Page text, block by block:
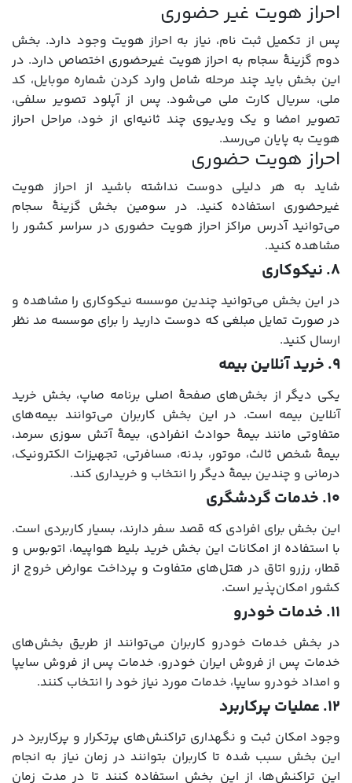
احراز هویت غیر حضوری
پس از تکمیل ثبت نام، نیاز به احراز هویت وجود دارد. بخش
دوم گزینۀ سجام به احراز هویت غیرحضوری اختصاص دارد. در
این بخش باید چند مرحله شامل وارد کردن شماره موبایل، کد
ملی، سریال کارت ملی می‌شود. پس از آپلود تصویر سلفی،
تصویر امضا و یک ویدیوی چند ثانیه‌ای از خود، مراحل احراز
هویت به پایان می‌رسد.
احراز هویت حضوری
شاید به هر دلیلی دوست نداشته باشید از احراز هویت
غیرحضوری استفاده کنید. در سومین بخش گزینۀ سجام
می‌توانید آدرس مراکز احراز هویت حضوری در سراسر کشور را
مشاهده کنید.
۸. نیکوکاری
در این بخش می‌توانید چندین موسسه نیکوکاری را مشاهده و
در صورت تمایل مبلغی که دوست دارید را برای موسسه مد نظر
ارسال کنید.
۹. خرید آنلاین بیمه
یکی دیگر از بخش‌های صفحۀ اصلی برنامه صاپ، بخش خرید
آنلاین بیمه است. در این بخش کاربران می‌توانند بیمه‌های
متفاوتی مانند بیمۀ حوادث انفرادی، بیمۀ آتش سوزی سرمد،
بیمۀ شخص ثالث، موتور، بدنه، مسافرتی، تجهیزات الکترونیک،
درمانی و چندین بیمۀ دیگر را انتخاب و خریداری کند.
۱۰. خدمات گردشگری
این بخش برای افرادی که قصد سفر دارند، بسیار کاربردی است.
با استفاده از امکانات این بخش خرید بلیط هواپیما، اتوبوس و
قطار، رزرو اتاق در هتل‌های متفاوت و پرداخت عوارض خروج از
کشور امکان‌پذیر است.
۱۱. خدمات خودرو
در بخش خدمات خودرو کاربران می‌توانند از طریق بخش‌های
خدمات پس از فروش ایران خودرو، خدمات پس از فروش سایپا
و امداد خودرو سایپا، خدمات مورد نیاز خود را انتخاب کنند.
۱۲. عملیات پرکاربرد
وجود امکان ثبت و نگهداری تراکنش‌های پرتکرار و پرکاربرد در
این بخش سبب شده تا کاربران بتوانند در زمان نیاز به انجام
این تراکنش‌ها، از این بخش استفاده کنند تا در مدت زمان